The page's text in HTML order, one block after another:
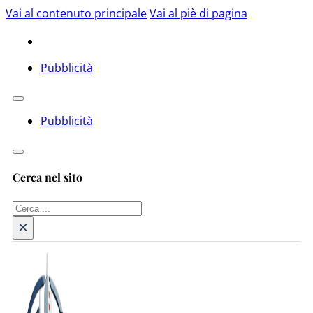
Vai al contenuto principaleVai al piè di pagina
Pubblicità
Pubblicità
Cerca nel sito
Cerca
×